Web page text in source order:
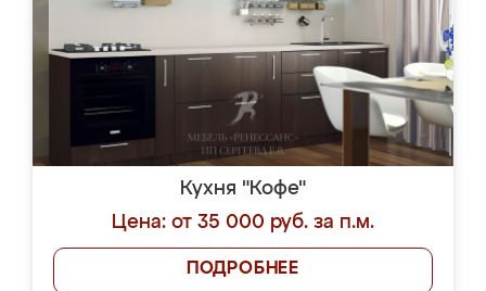
Кухня "Кофе"
Цена: от 35 000 руб. за п.м.
ПОДРОБНЕЕ